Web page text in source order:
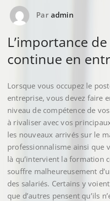
Par admin
L’importance
continue en
Lorsque vous occupez le
entreprise, vous devez faire
niveau de compétence de
à rivaliser avec vos
les nouveaux arrivés sur le
professionnalisme ainsi que
là qu’intervient la formation
souffre malheureusement
des salariés. Certains y
que d’autres pensent qu’ils